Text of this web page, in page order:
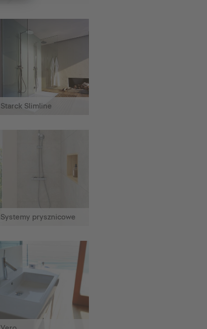
Starck Slimline
Systemy prysznicowe